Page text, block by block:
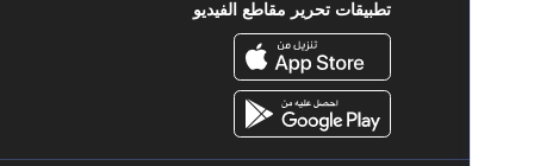
تطبيقات تحرير مقاطع الفيديو